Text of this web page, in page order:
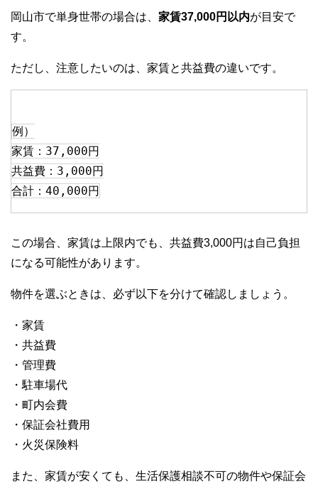
岡山市で単身世帯の場合は、 家賃37,000円以内が目安で
す。
ただし、注意したいのは、家賃と共益費の違いです。
例）
家賃：37,000円
共益費：3,000円
合計：40,000円
この場合、家賃は上限内でも、共益費3,000円は自己負担
になる可能性があります。
物件を選ぶときは、必ず以下を分けて確認しましょう。
・家賃
・共益費
・管理費
・駐車場代
・町内会費
・保証会社費用
・火災保険料
また、家賃が安くても、生活保護相談不可の物件や保証会